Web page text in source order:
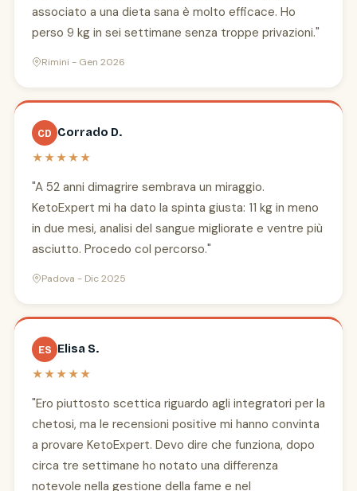
associato a una dieta sana è molto efficace. Ho
perso 9 kg in sei settimane senza troppe privazioni."
Rimini - Gen 2026
CD Corrado D.
★★★★★
"A 52 anni dimagrire sembrava un miraggio.
KetoExpert mi ha dato la spinta giusta: 11 kg in meno
in due mesi, analisi del sangue migliorate e ventre più
asciutto. Procedo col percorso."
Padova - Dic 2025
ES Elisa S.
★★★★★
"Ero piuttosto scettica riguardo agli integratori per la
chetosi, ma le recensioni positive mi hanno convinta
a provare KetoExpert. Devo dire che funziona, dopo
circa tre settimane ho notato una differenza
notevole nella gestione della fame e nel